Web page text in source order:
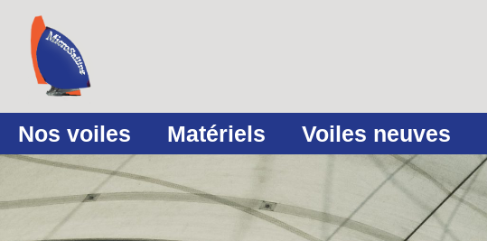
Nos voiles Matériels Voiles neuves